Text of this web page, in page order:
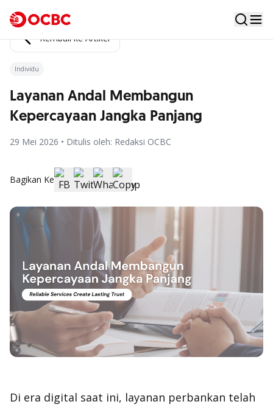
Kembali ke Artikel
Individu
Layanan Andal Membangun
Kepercayaan Jangka Panjang
29 Mei 2026 • Ditulis oleh: Redaksi OCBC
Bagikan Ke
Di era digital saat ini, layanan perbankan telah